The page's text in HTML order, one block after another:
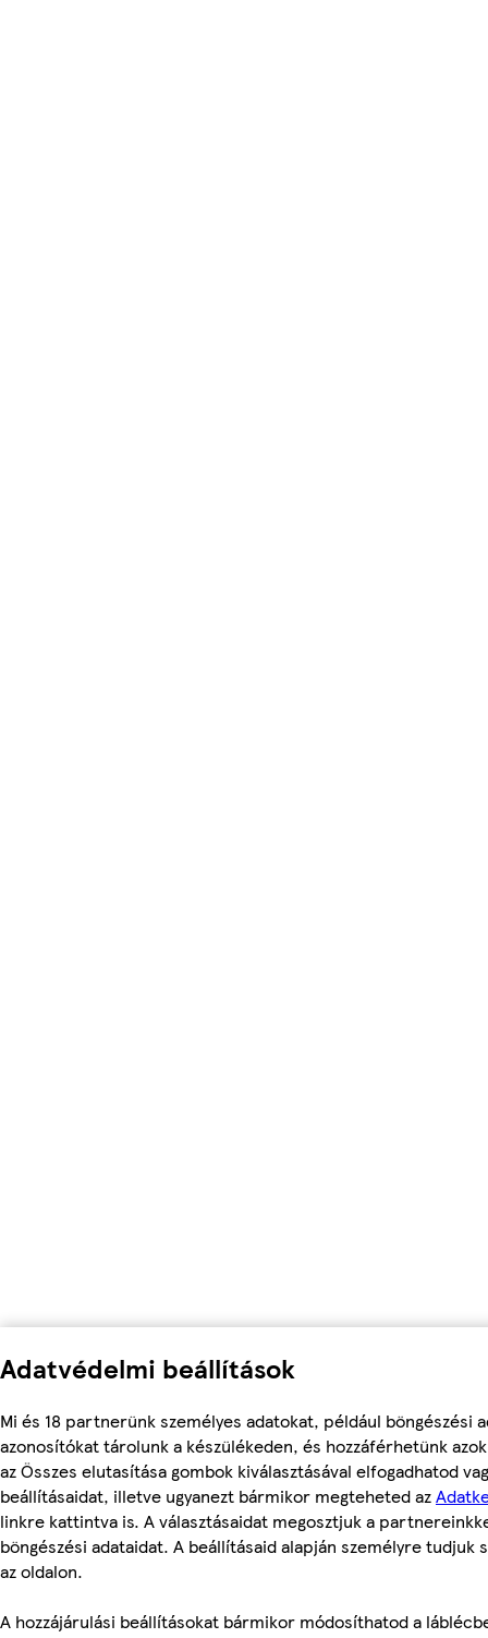
Adatvédelmi beállítások
Mi és 18 partnerünk személyes adatokat, például böngészési
azonosítókat tárolunk a készülékeden, és hozzáférhetünk
az Összes elutasítása gombok kiválasztásával elfogadhatod
beállításaidat, illetve ugyanezt bármikor megteheted az
linkre kattintva is. A választásaidat megosztjuk a
böngészési adataidat. A beállításaid alapján személyre tudjuk
az oldalon.
A hozzájárulási beállításokat bármikor módosíthatod a